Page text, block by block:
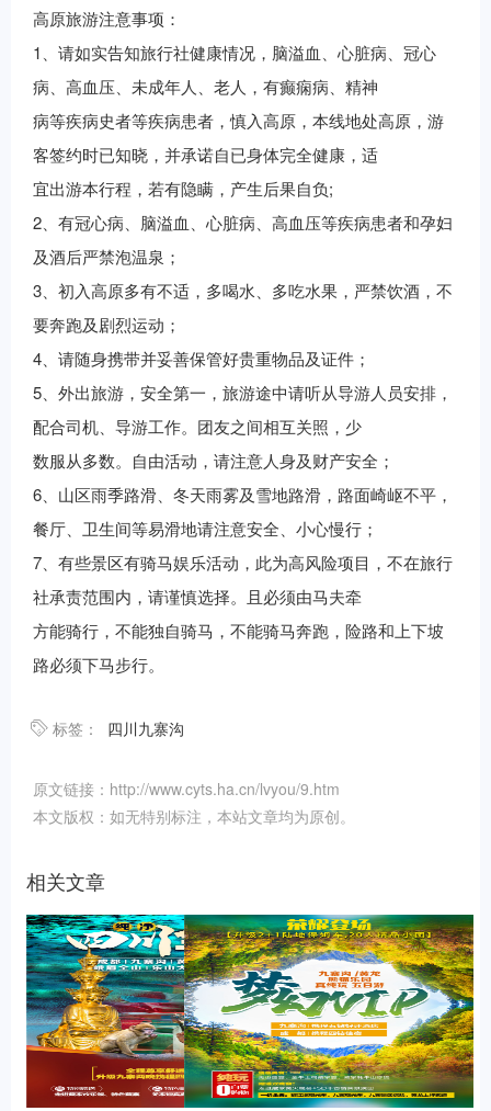
高原旅游注意事项：
1
、请如实告知旅行社健康情况，脑溢血、心脏病、冠心
病、高血压、未成年人、老人，有癫痫病、精神
病等疾病史者等疾病患者，慎入高原，本线地处高原，游
客签约时已知晓，并承诺自已身体完全健康，适
宜出游本行程，若有隐瞒，产生后果自负;
2 、有冠心病、脑溢血、心脏病、高血压等疾病患者和孕妇
及酒后严禁泡温泉；
3 、初入高原多有不适，多喝水、多吃水果，严禁饮酒，不
要奔跑及剧烈运动；
4 、请随身携带并妥善保管好贵重物品及证件；
5 、外出旅游，安全第一，旅游途中请听从导游人员安排，
配合司机、导游工作。团友之间相互关照，少
数服从多数。自由活动，请注意人身及财产安全；
6 、山区雨季路滑、冬天雨雾及雪地路滑，路面崎岖不平，
餐厅、卫生间等易滑地请注意安全、小心慢行；
7 、有些景区有骑马娱乐活动，此为高风险项目，不在旅行
社承责范围内，请谨慎选择。且必须由马夫牵
方能骑行，不能独自骑马，不能骑马奔跑，险路和上下坡
路必须下马步行。
标签： 四川九寨沟
原文链接：http://www.cyts.ha.cn/lvyou/9.htm
本文版权：如无特别标注，本站文章均为原创。
相关文章